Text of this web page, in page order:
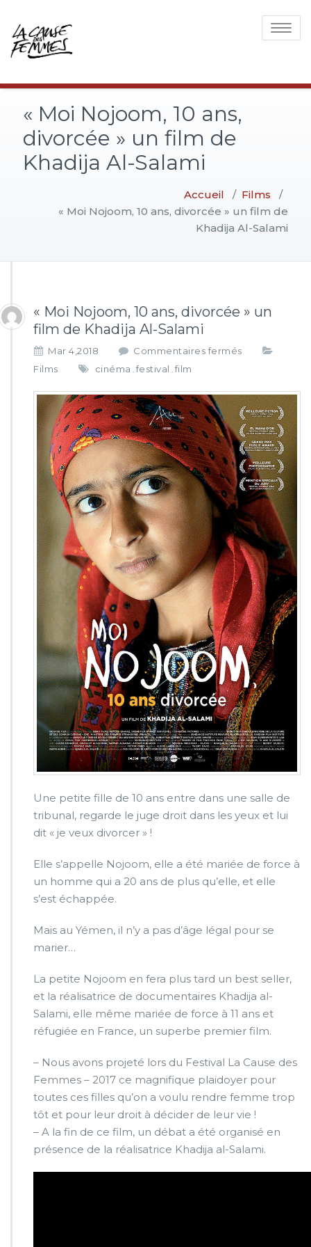
Toggle
« Moi Nojoom, 10 ans,
divorcée » un film de
Khadija Al-Salami
Accueil / Films /
« Moi Nojoom, 10 ans, divorcée » un film de
Khadija Al-Salami
« Moi Nojoom, 10 ans, divorcée » un
film de Khadija Al-Salami
Mar 4,2018 Commentaires fermés
« M
o
i
N
o
j
o
o
m,
1
0
a
n
s,
d
i
v
o
r
c
é
e »
u
n
f
i
l
m
e
h
j
-
l
a
m
i
Films cinéma , festival , film
Une petite fille de 10 ans entre dans une salle de
tribunal, regarde le juge droit dans les yeux et lui
dit « je veux divorcer » !
Elle s’appelle Nojoom, elle a été mariée de force à
un homme qui a 20 ans de plus qu’elle, et elle
s’est échappée.
Mais au Yémen, il n’y a pas d’âge légal pour se
marier…
La petite Nojoom en fera plus tard un best seller,
et la réalisatrice de documentaires Khadija al-
Salami, elle même mariée de force à 11 ans et
réfugiée en France, un superbe premier film.
– Nous avons projeté lors du Festival La Cause des
Femmes – 2017 ce magnifique plaidoyer pour
toutes ces filles qu’on a voulu rendre femme trop
tôt et pour leur droit à décider de leur vie !
– A la fin de ce film, un débat a été organisé en
présence de la réalisatrice Khadija al-Salami.